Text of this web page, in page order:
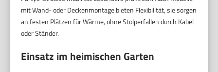
mit Wand- oder Deckenmontage bieten Flexibilität, sie sorgen
an festen Plätzen für Wärme, ohne Stolperfallen durch Kabel
oder Ständer.
Einsatz im heimischen Garten